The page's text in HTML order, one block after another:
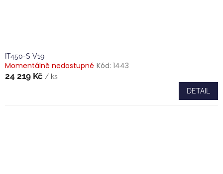
IT450-S V19
Momentálně nedostupné Kód: 1443
24 219 Kč / ks
DETAIL